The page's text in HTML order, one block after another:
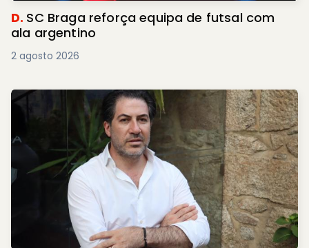
D. SC Braga reforça equipa de futsal com
ala argentino
2 agosto 2026